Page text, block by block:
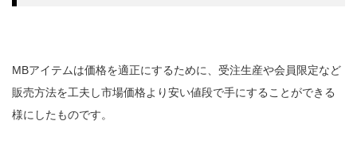
MBアイテムは価格を適正にするために、受注生産や会員限定など
販売方法を工夫し市場価格より安い値段で手にすることができる
様にしたものです。